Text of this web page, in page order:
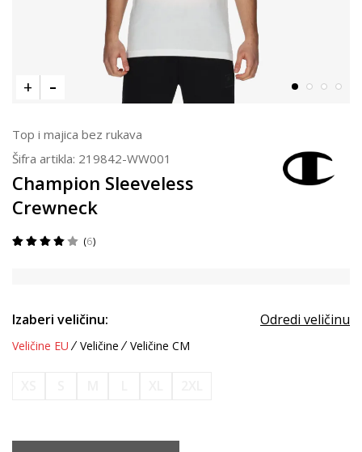
Top i majica bez rukava
Šifra artikla: 219842-WW001
Champion Sleeveless
Crewneck
6
Izaberi veličinu: Odredi veličinu
Veličine EU Veličine Veličine CM